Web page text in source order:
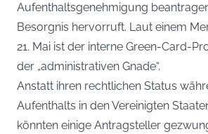
Aufenthaltsgenehmigung
Besorgnis hervorruft. Laut einem
21. Mai ist der interne Green-Card-
der „administrativen Gnade“.
Anstatt ihren rechtlichen Status
Aufenthalts in den Vereinigten
könnten einige Antragsteller